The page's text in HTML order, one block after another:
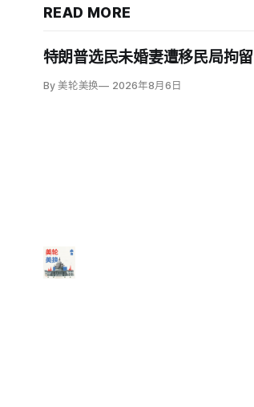
READ MORE
特朗普选民未婚妻遭移民局拘留
By 美轮美换 2026年8月6日